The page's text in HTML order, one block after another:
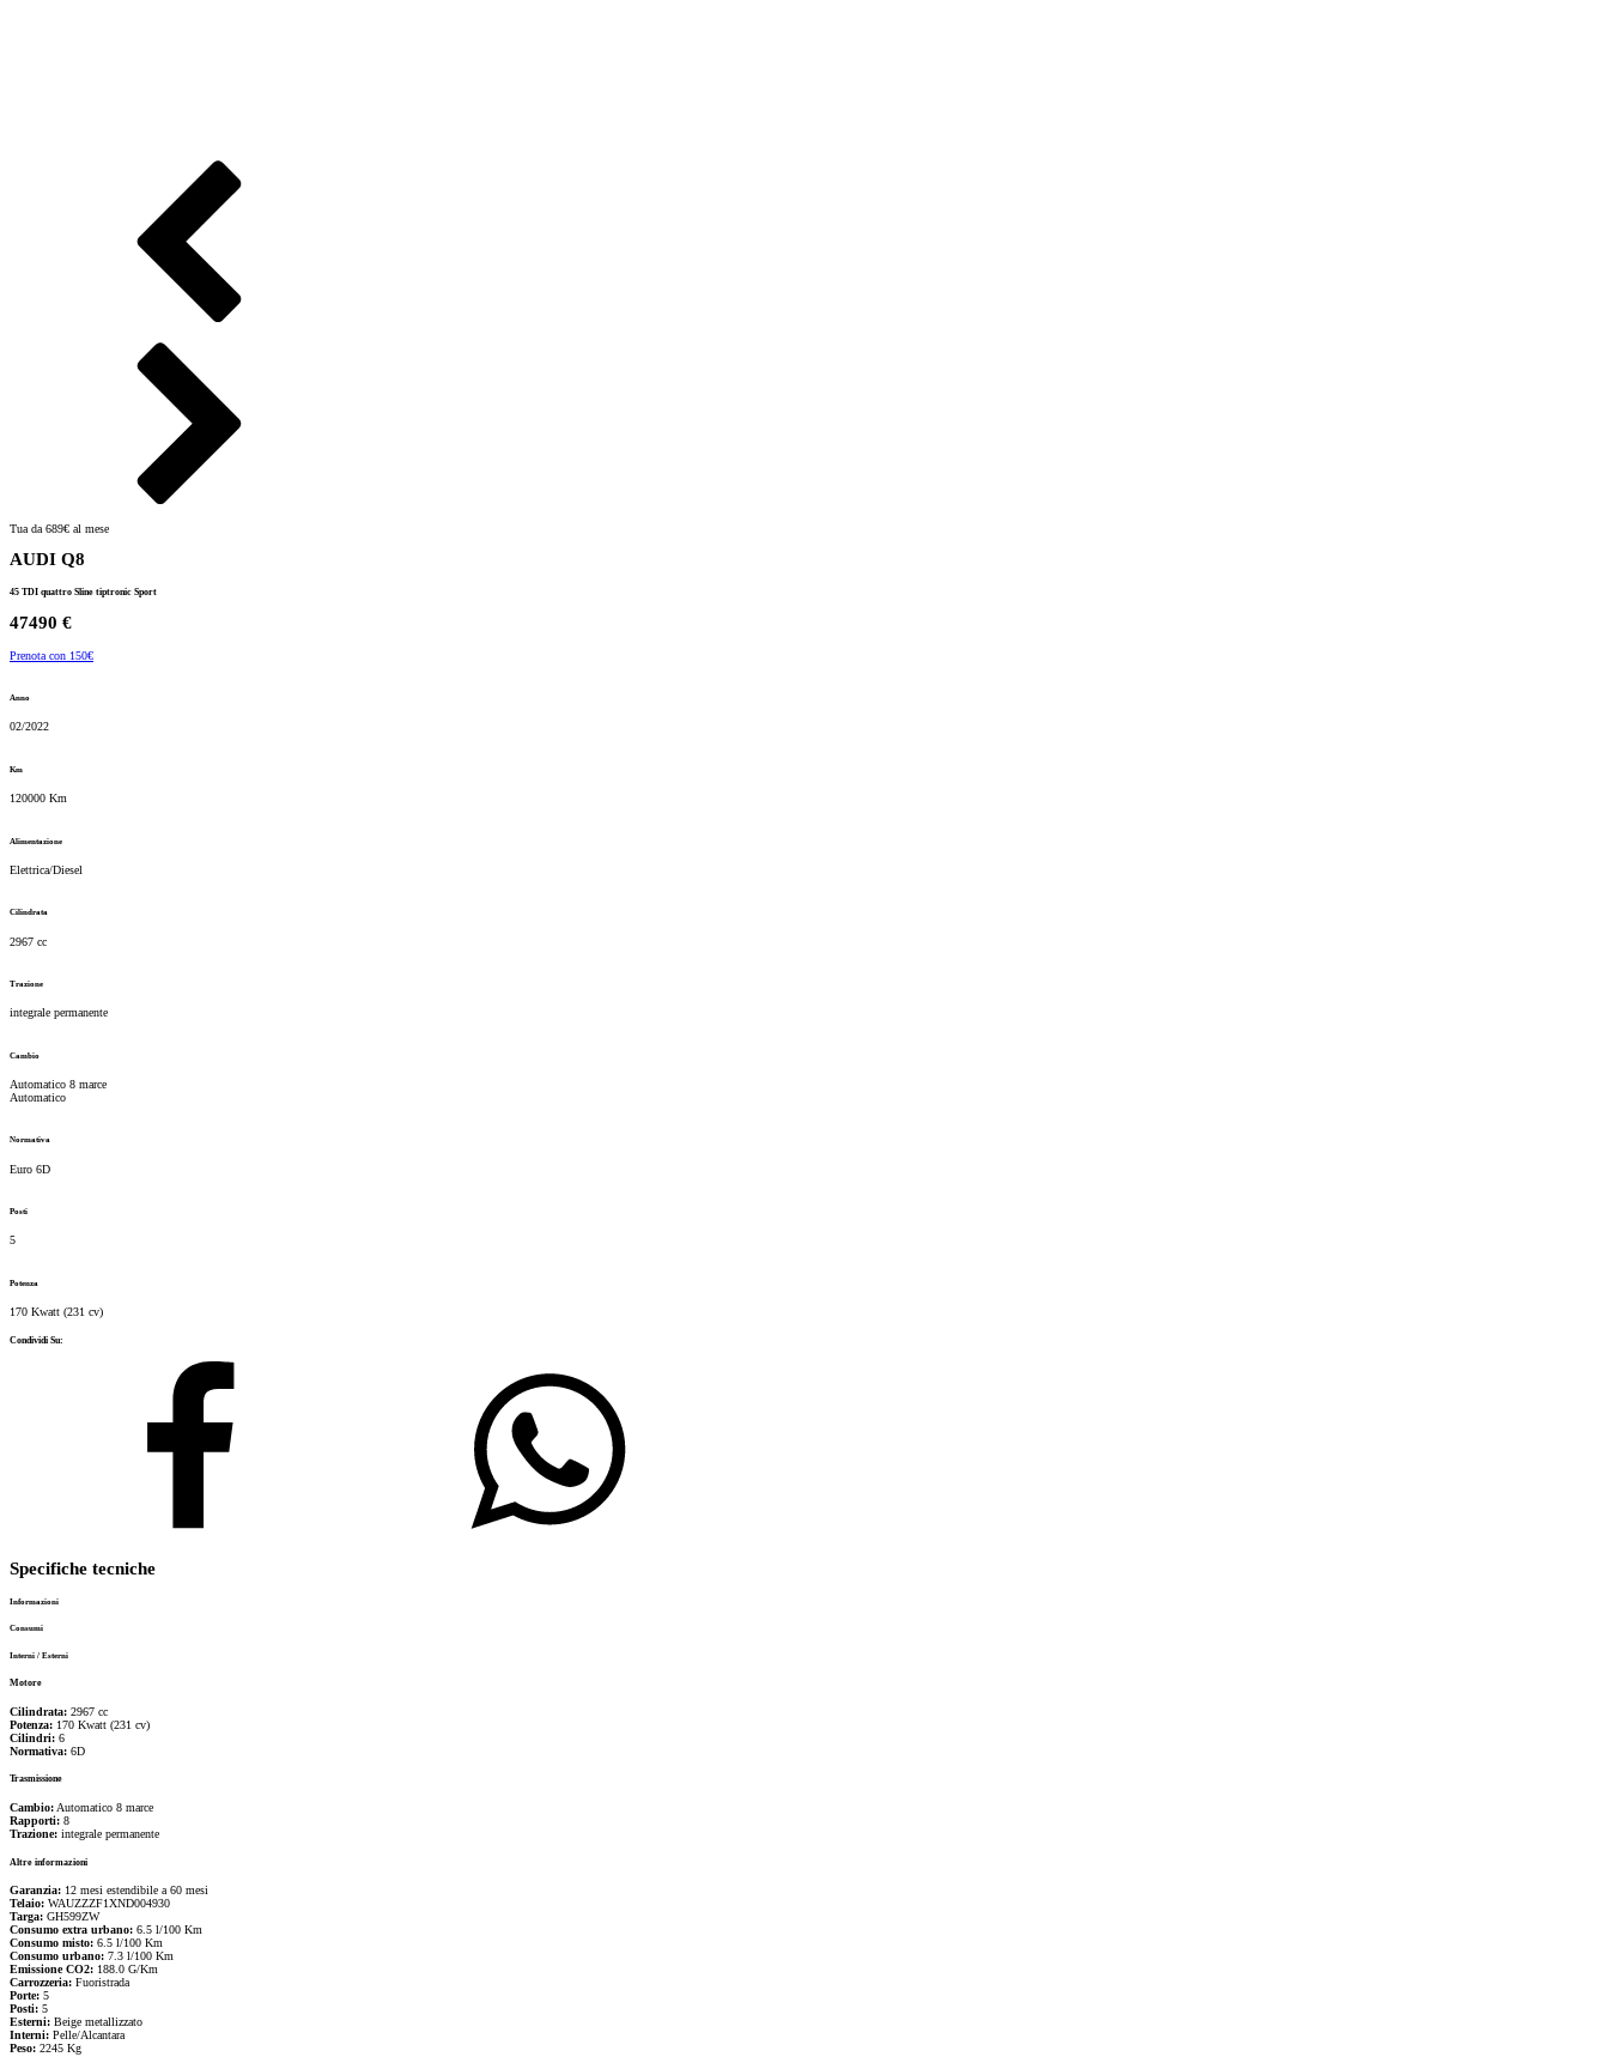
Tua da 689€ al mese
AUDI Q8
45 TDI quattro Sline tiptronic Sport
47490 €
Prenota con 150€
Anno
02/2022
Km
120000 Km
Alimentazione
Elettrica/Diesel
Cilindrata
2967 cc
Trazione
integrale permanente
Cambio
Automatico 8 marce
Automatico
Normativa
Euro 6D
Posti
5
Potenza
170 Kwatt (231 cv)
Condividi Su:
Specifiche tecniche
Informazioni
Consumi
Interni / Esterni
Motore
Cilindrata: 2967 cc
Potenza: 170 Kwatt (231 cv)
Cilindri: 6
Normativa: 6D
Trasmissione
Cambio: Automatico 8 marce
Rapporti: 8
Trazione: integrale permanente
Altre informazioni
Garanzia: 12 mesi estendibile a 60 mesi
Telaio: WAUZZZF1XND004930
Targa: GH599ZW
Consumo extra urbano: 6.5 l/100 Km
Consumo misto: 6.5 l/100 Km
Consumo urbano: 7.3 l/100 Km
Emissione CO2: 188.0 G/Km
Carrozzeria: Fuoristrada
Porte: 5
Posti: 5
Esterni: Beige metallizzato
Interni: Pelle/Alcantara
Peso: 2245 Kg